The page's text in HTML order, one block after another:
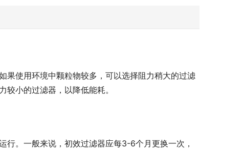
果使用环境中颗粒物较多，可以选择阻力稍大的过滤
小的过滤器，以降低能耗。
行。一般来说，初效过滤器应每3-6个月更换一次，